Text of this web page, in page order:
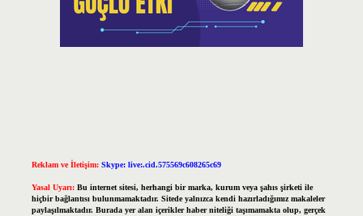
Reklam ve İletişim: Skype: live:.cid.575569c608265c69
Yasal Uyarı: Bu internet sitesi, herhangi bir marka, kurum veya şahıs şirketi ile
hiçbir bağlantısı bulunmamaktadır. Sitede yalnızca kendi hazırladığımız makaleler
paylaşılmaktadır. Burada yer alan içerikler haber niteliği taşımamakta olup, gerçek